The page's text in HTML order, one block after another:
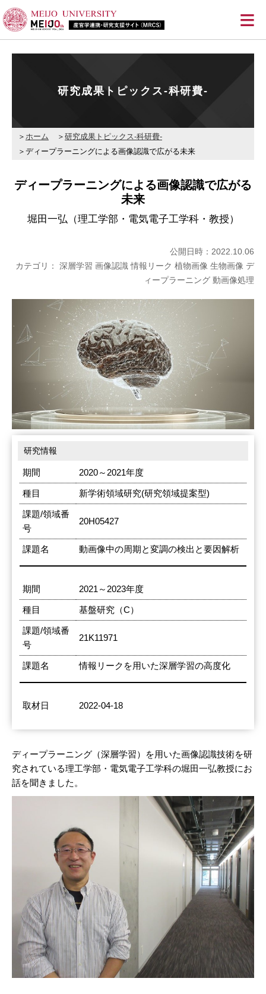
≡
研究成果トピックス-科研費-
ホーム
研究成果トピックス-科研費-
ディープラーニングによる画像認識で広がる未来
ディープラーニングによる画像認識で広がる
未来
堀田一弘（理工学部・電気電子工学科・教授）
公開日時：2022.10.06
カテゴリ： 深層学習 画像認識 情報リーク 植物画像 生物画像 デ
ィープラーニング 動画像処理
研究情報
期間 2020～2021年度
種目 新学術領域研究(研究領域提案型)
課題/領域番
号
20H05427
課題名 動画像中の周期と変調の検出と要因解析
期間 2021～2023年度
種目 基盤研究（C）
課題/領域番
号
21K11971
課題名 情報リークを用いた深層学習の高度化
取材日 2022-04-18
ディープラーニング（深層学習）を用いた画像認識技術を研
究されている理工学部・電気電子工学科の堀田一弘教授にお
話を聞きました。